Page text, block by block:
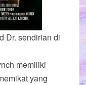
Dr. sendirian di
memiliki
yang